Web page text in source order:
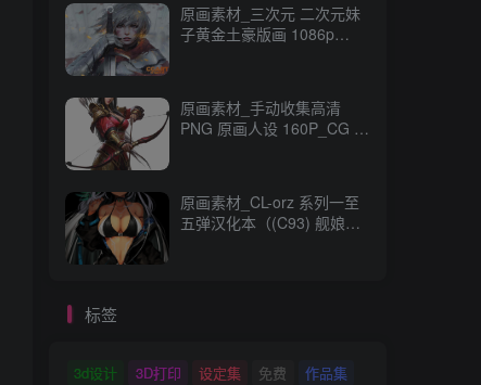
原画素材_三次元 二次元妹
子黄金土豪版画 1086p
原画素材_手动收集高清
PNG 原画人设 160P_CG 原
原画素材_CL-orz 系列一至
五弹汉化本（(C93) 舰娘
标签
3d设计 3D打印 设定集 免费
作品集